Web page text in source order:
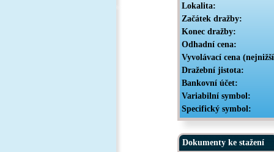
Lokalita:
Začátek dražby:
Konec dražby:
Odhadní cena:
Vyvolávací cena
Dražební jistota:
Bankovní účet:
Variabilní symbol:
Specifický symbol:
Dokumenty ke stažení